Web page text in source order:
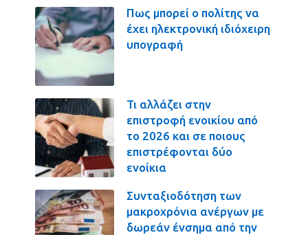
Πως μπορεί ο πολίτης να
έχει ηλεκτρονική ιδιόχειρη
υπογραφή
Τι αλλάζει στην
επιστροφή ενοικίου από
το 2026 και σε ποιους
επιστρέφονται δύο
ενοίκια
Συνταξιοδότηση των
μακροχρόνια ανέργων με
δωρεάν ένσημα από την